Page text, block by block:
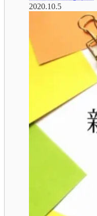
2020.10.5